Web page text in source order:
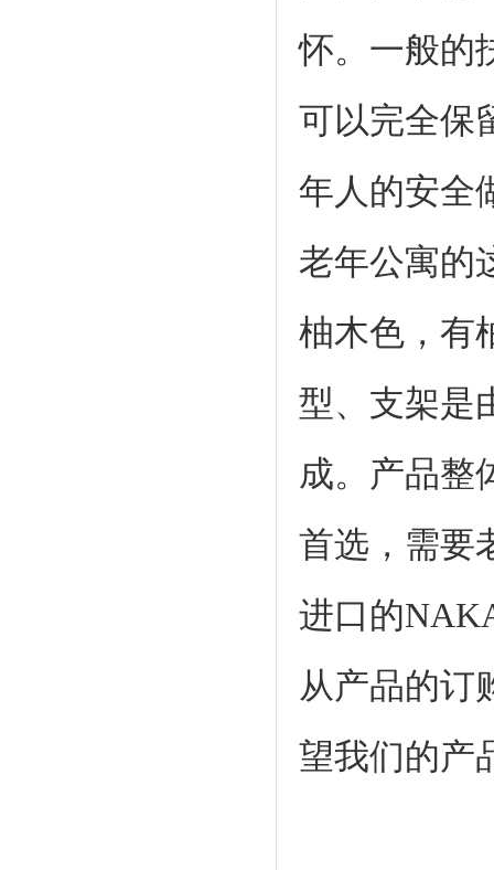
怀。一般的
可以完全保
年人的安全
老年公寓的
柚木色，有
型、支架是
成。产品整
首选，需要
进口的
从产品的订
望我们的产